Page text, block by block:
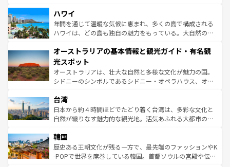
着のスイス情報は
のような巨大都市は、観光、ショッピング、エンターテイ
ンメントが詰まった刺激的なスポットだ。一方、アメリカ
西部には大自然が広がり、グランドキャニオンやイエロー
部のニューオーリンズでは、音楽と美食が融合した独特の
文化が魅力。旅行者はアメリカの各地域で異なる魅力を楽
しみながら、その多様性と豊かな歴史を感じることができ
るだろう。車でのロードトリップや列車の旅も、アメリカ
情報は
ハワイ
年間を通じて温暖な気候に恵まれ、多くの島で構成される
ハワイは、どの島も独自の魅力をもっている。大自然の神
ワイ島は見逃せない。また、定番の観光地といえばオアフ
島だが、静かな自然を求めるならマウイ島やカウアイ島が
おすすめ。エメラルドグリーンに輝く海をはじめ、豊かな
文化や歴史が息づいている。「アロハスピリット」と呼ば
人々、おいしいローカルフードやハワイアンミュージッ
ク、伝統的なフラダンスなど、すべてがハワイの魅力を彩
っている。訪れるたびに新しい発見と感動が待っているハ
はコンテンツ一覧
オーストラリアの基本情報と観光ガイド・有名観
光スポット
オーストラリアは、壮大な自然と多様な文化が魅力の国。
シドニーのシンボルであるシドニー・オペラハウス、オー
リアリーフや大陸中央部にそびえるウルル（エアーズロッ
ク）、タスマニアの美しい原生林やケアンズの熱帯雨林な
ど、見どころがたくさん。また、カフェやワイン、オージ
いる。アクティビティも充実しており、サーフィンやダイ
ビング、ハイキングなど、アウトドア好きにはたまらな
い。オーストラリアの多彩な魅力を存分に味わいつくそ
台湾
日本から約４時間ほどでたどり着く台湾は、多彩な文化と
自然が織りなす魅力的な観光地。活気あふれる大都市の台
ン）、静ひつな山岳地帯である台湾東部など、都市の喧騒
と山間の静けさが共存しており、訪れる人に新しい発見と
驚きをもたらしてくれる。また、奥深い台湾の食文化も魅
韓国
歴史ある王朝文化が残る一方で、最先端のファッションやK
-POPで世界を席巻している韓国。首都ソウルの宮殿や伝統